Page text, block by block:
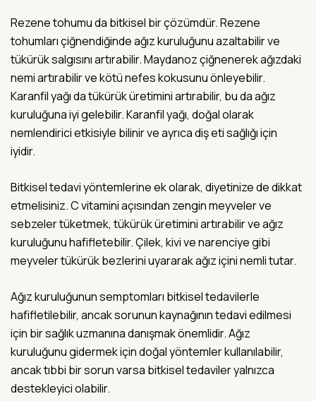
Rezene tohumu da bitkisel bir çözümdür. Rezene
tohumları çiğnendiğinde ağız kuruluğunu azaltabilir ve
tükürük salgısını artırabilir. Maydanoz çiğnenerek ağızdaki
nemi artırabilir ve kötü nefes kokusunu önleyebilir.
Karanfil yağı da tükürük üretimini artırabilir, bu da ağız
kuruluğuna iyi gelebilir. Karanfil yağı, doğal olarak
nemlendirici etkisiyle bilinir ve ayrıca diş eti sağlığı için
iyidir.
Bitkisel tedavi yöntemlerine ek olarak, diyetinize de dikkat
etmelisiniz. C vitamini açısından zengin meyveler ve
sebzeler tüketmek, tükürük üretimini artırabilir ve ağız
kuruluğunu hafifletebilir. Çilek, kivi ve narenciye gibi
meyveler tükürük bezlerini uyararak ağız içini nemli tutar.
Ağız kuruluğunun semptomları bitkisel tedavilerle
hafifletilebilir, ancak sorunun kaynağının tedavi edilmesi
için bir sağlık uzmanına danışmak önemlidir. Ağız
kuruluğunu gidermek için doğal yöntemler kullanılabilir,
ancak tıbbi bir sorun varsa bitkisel tedaviler yalnızca
destekleyici olabilir.